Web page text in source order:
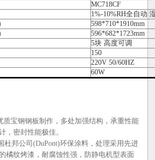
MC718CF
1%-10%RH全自动
598*710*1910mm
596*682*1723mm
5块 高度可调
150
220V 50/60HZ
60W
质宝钢钢板制作，多处加强结构，承重性能
，密封性能极佳。
杜邦公司(DuPont)环保涂料，处理采用先进
橘纹烤漆，耐腐蚀性强，防静电机型表面